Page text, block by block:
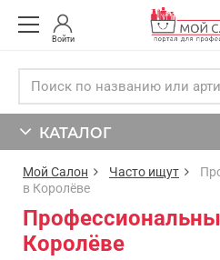
Войти
КАТАЛОГ
Мой Салон Часто ищут
в Королёве
Королёве